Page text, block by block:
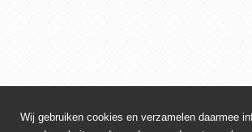
Wij gebruiken cookies en verzamelen daarmee